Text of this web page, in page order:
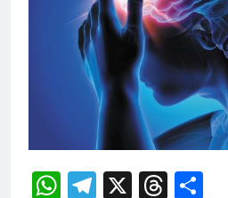
WhatsApp
Telegram
X